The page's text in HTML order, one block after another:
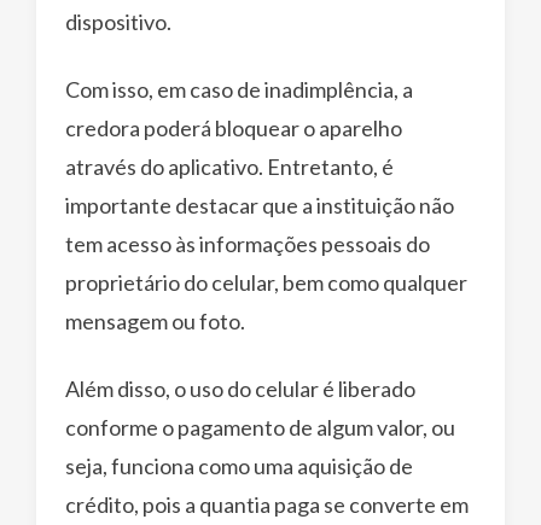
dispositivo.
Com isso, em caso de inadimplência, a
credora poderá bloquear o aparelho
através do aplicativo. Entretanto, é
importante destacar que a instituição não
tem acesso às informações pessoais do
proprietário do celular, bem como qualquer
mensagem ou foto.
Além disso, o uso do celular é liberado
conforme o pagamento de algum valor, ou
seja, funciona como uma aquisição de
crédito, pois a quantia paga se converte em